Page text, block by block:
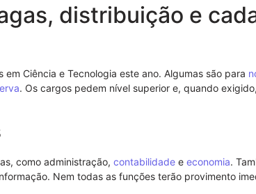
distribuição e
em Ciência e Tecnologia este ano. Algumas são para
. Os cargos pedem nível superior e, quando
como administração, contabilidade e economia.
Nem todas as funções terão provimento